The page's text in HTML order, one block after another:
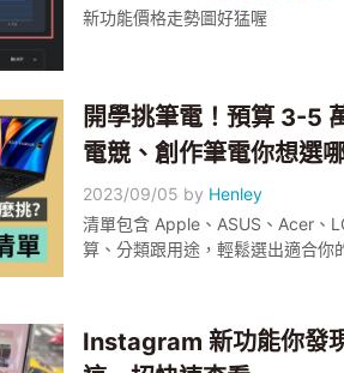
新功能價格走勢圖好猛喔
開學挑筆電！預算 3-5
電競、創作筆電你想選
2023/09/05 by Henley
清單包含 Apple、ASUS、Acer、
算、分類跟用途，輕鬆選出適合你
Instagram 新功能你發